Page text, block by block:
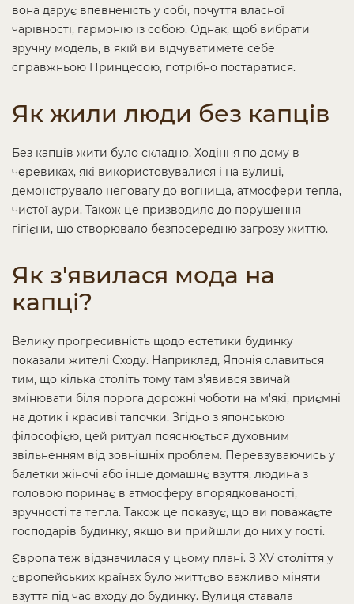
вона дарує впевненість у собі, почуття власної
чарівності, гармонію із собою. Однак, щоб вибрати
зручну модель, в якій ви відчуватимете себе
справжньою Принцесою, потрібно постаратися.
Як жили люди без капців
Без капців жити було складно. Ходіння по дому в
черевиках, які використовувалися і на вулиці,
демонструвало неповагу до вогнища, атмосфери тепла,
чистої аури. Також це призводило до порушення
гігієни, що створювало безпосередню загрозу життю.
Як з'явилася мода на
капці?
Велику прогресивність щодо естетики будинку
показали жителі Сходу. Наприклад, Японія славиться
тим, що кілька століть тому там з'явився звичай
змінювати біля порога дорожні чоботи на м'які, приємні
на дотик і красиві тапочки. Згідно з японською
філософією, цей ритуал пояснюється духовним
звільненням від зовнішніх проблем. Перевзуваючись у
балетки жіночі або інше домашнє взуття, людина з
головою поринає в атмосферу впорядкованості,
зручності та тепла. Також це показує, що ви поважаєте
господарів будинку, якщо ви прийшли до них у гості.
Європа теж відзначилася у цьому плані. З XV століття у
європейських країнах було життєво важливо міняти
взуття під час входу до будинку. Вулиця ставала